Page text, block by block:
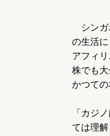
シンガ
の生活
アフィ
株でも
かつて
「カジ
ては理